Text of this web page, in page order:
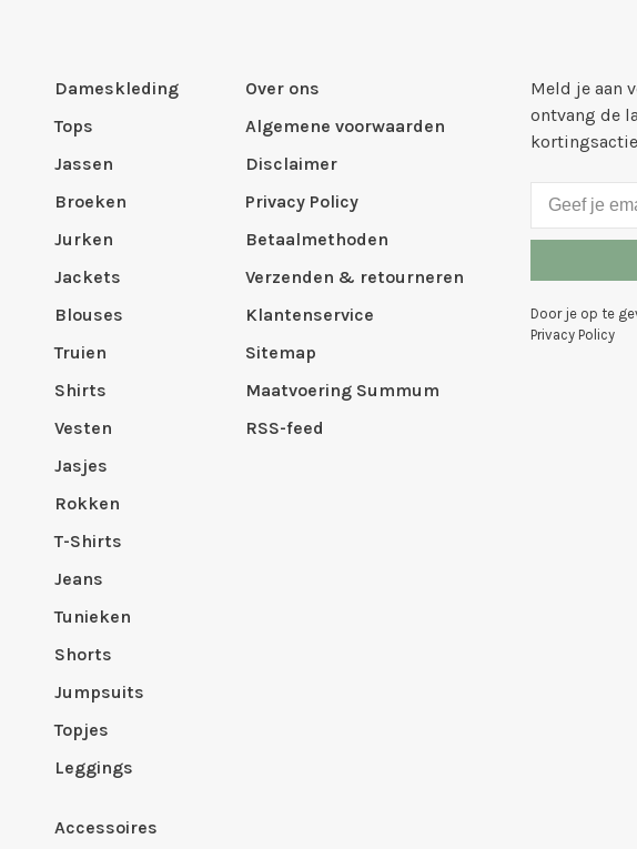
Dameskleding
Tops
Jassen
Broeken
Jurken
Jackets
Blouses
Truien
Shirts
Vesten
Jasjes
Rokken
T-Shirts
Jeans
Tunieken
Shorts
Jumpsuits
Topjes
Leggings
Accessoires
Over ons
Algemene voorwaarden
Disclaimer
Privacy Policy
Betaalmethoden
Verzenden & retourneren
Klantenservice
Sitemap
Maatvoering Summum
RSS-feed
Meld je aan
ontvang de
Door je op te
Privacy Policy